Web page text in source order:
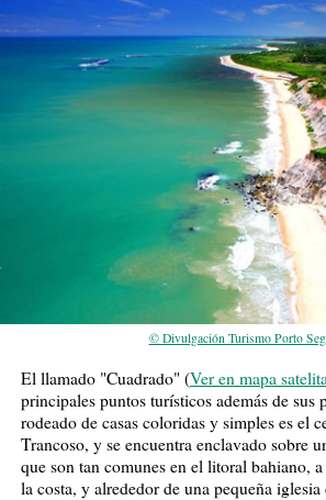
© Divulgación Turismo Porto
El llamado "Cuadrado" (Ver en mapa
principales puntos turísticos además de sus
rodeado de casas coloridas y simples es el
Trancoso, y se encuentra enclavado sobre
que son tan comunes en el litoral bahiano,
la costa, y alrededor de una pequeña